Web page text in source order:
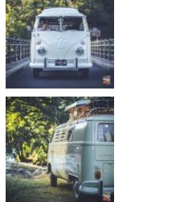
Août 10
177
becombi
Août 10
108
0